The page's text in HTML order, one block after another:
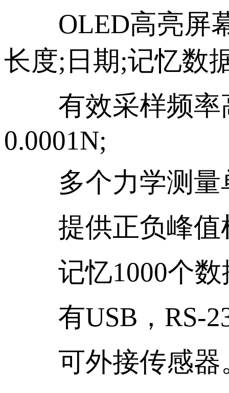
OLED高亮屏幕
长度;日期;记忆数
有效采样频率
0.0001N;
多个力学测量
提供正负峰值
记忆1000个数
有USB，RS-
可外接传感器